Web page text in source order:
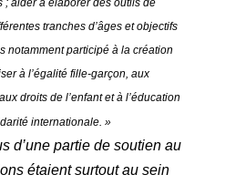
; aider àélaborer des outils de
tranches d’âges et objectifs
notammentparticipé à la création
à l’égalité fille-garçon, aux
droits de l’enfant et à l’éducation
internationale. »
d’une partie de soutien au
étaient surtout au sein